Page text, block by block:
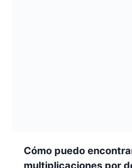
Cómo puedo
multiplicaciones por